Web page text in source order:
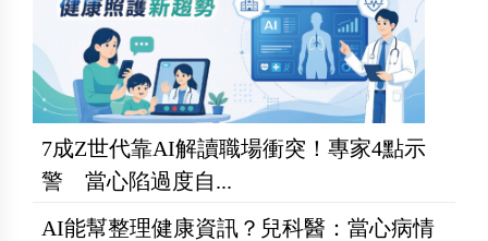
7成Z世代靠AI解讀職場衝突！專家4點示
警 當心陷過度自...
AI能幫整理健康資訊？兒科醫：當心病情